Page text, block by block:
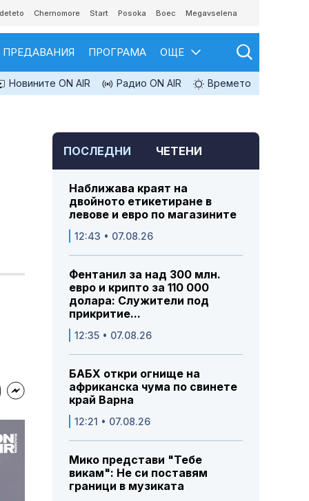
Chernomore Start Posoka Boec Megavselena
ПРЕДАВАНИЯ ПРОГРАМА ОЩЕ
Новините ON AIR Радио ON AIR Времето
ПОСЛЕДНИ ЧЕТЕНИ
Наближава краят на
двойното етикетиране в
левове и евро по магазините
12:43 • 07.08.26
Фентанил за над 300 млн.
евро и крипто за 110 000
долара: Служители под
прикритие...
12:35 • 07.08.26
БАБХ откри огнище на
африканска чума по свинете
край Варна
12:21 • 07.08.26
Мико представи "Тебе
викам": Не си поставям
граници в музиката